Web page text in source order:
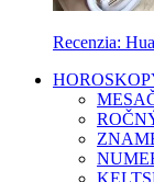
Recenzia: